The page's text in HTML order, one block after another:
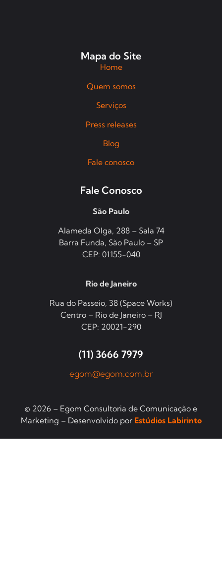
Mapa do Site
Home
Quem somos
Serviços
Press releases
Blog
Fale conosco
Fale Conosco
São Paulo
Alameda Olga, 288 – Sala 74
Barra Funda, São Paulo – SP
CEP: 01155-040
Rio de Janeiro
Rua do Passeio, 38 (Space Works)
Centro – Rio de Janeiro – RJ
CEP: 20021-290
(11) 3666 7979
egom@egom.com.br
© 2026 – Egom Consultoria de Comunicação e
Marketing – Desenvolvido por Estúdios Labirinto